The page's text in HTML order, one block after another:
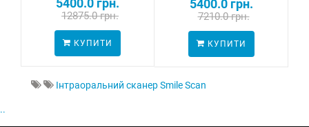
5400.0 грн.
12875.0 грн.
КУПИТИ
5400.0 грн.
7210.0 грн.
КУПИТИ
Інтраоральний сканер Smile Scan
..